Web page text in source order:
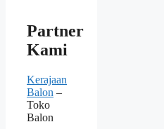
Partner
Kami
Kerajaan
Balon –
Toko
Balon